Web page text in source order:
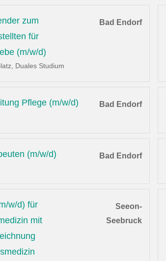
zum
für
(m/w/d)
Duales Studium
Bad Endorf
Pflege (m/w/d) Bad Endorf
(m/w/d) Bad Endorf
w/d) für
mit
Seeon-
Seebruck